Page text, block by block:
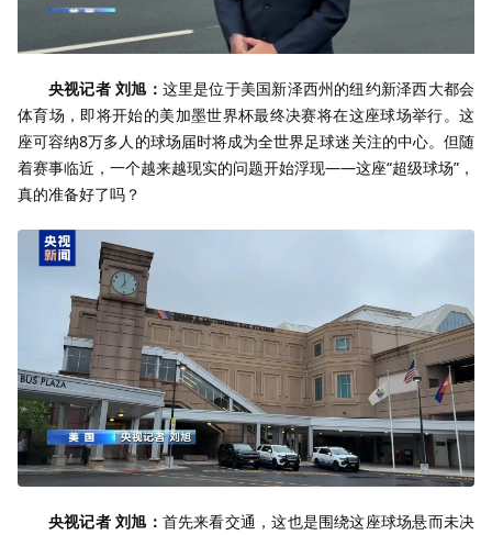
央视记者 刘旭： 这里是位于美国新泽西州的纽约新泽西大都会
体育场，即将开始的美加墨世界杯最终决赛将在这座球场举行。这
座可容纳8万多人的球场届时将成为全世界足球迷关注的中心。但随
着赛事临近，一个越来越现实的问题开始浮现——这座“超级球场”，
真的准备好了吗？
央视记者 刘旭： 首先来看交通，这也是围绕这座球场悬而未决